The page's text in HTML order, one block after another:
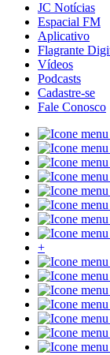
JC Notícias
Espacial FM
Aplicativo
Flagrante
Vídeos
Podcasts
Cadastre-se
Fale Conosco
+